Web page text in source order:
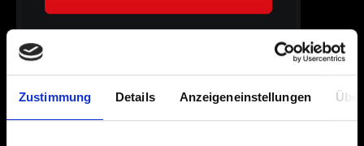
Zustimmung Details Anzeigeneinstellungen